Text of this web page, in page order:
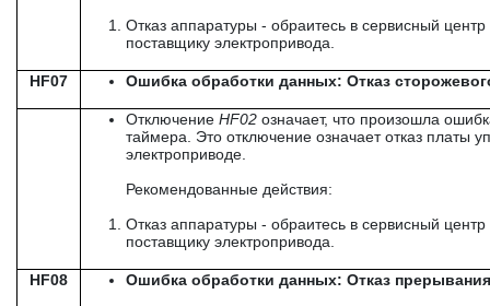
Отказ аппаратуры - обраитесь в сервисный центр
поставщику электропривода.
HF07 Ошибка обработки данных: Отказ
Отключение HF02 означает, что произошла
таймера. Это отключение означает отказ платы
электроприводе.
Рекомендованные действия:
Отказ аппаратуры - обраитесь в сервисный центр
поставщику электропривода.
HF08 Ошибка обработки данных: Отказ